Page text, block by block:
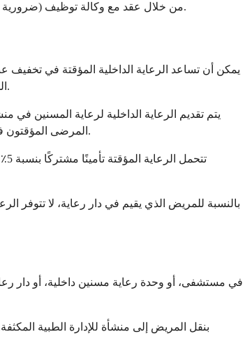
صعبون في العثور عليهم في المجتمع وصعبون في جدولتهم في وقت قصير للرعاية المنزلية المكثفة. غالبًا ما يتم توفير المكملات الطارئة (عندما تكون CHC ضرورية) من خلال عقد مع وكالة توظيف.
المؤقتة لكل قبول في منشأة معتمدة من ميديكير. في حين لا يوجد حد محدد لقبولات الرعاية المؤقتة سنويًا، إلا أن هناك تدقيقًا من ميديكير للاستخدام المناسب.
يتم تقديم الرعاية الداخلية لرعاية المسنين
المرضى المؤقتون في غرفة مع توفير الإقامة والوجبات التي تدفعها ميديكير، وهذا ميزة كبيرة (عادة لا يتم توفيرها للمرضى الذين يتلقون الرعاية في المنزل في مسكنهم الخاص).